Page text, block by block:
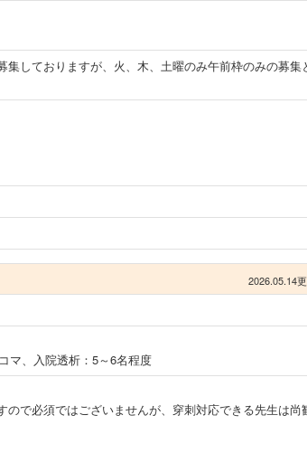
集しておりますが、火、木、土曜のみ午前枠のみの募集
2026.05.14
マ、入院透析：5～6名程度
ので必須ではございませんが、穿刺対応できる先生は尚